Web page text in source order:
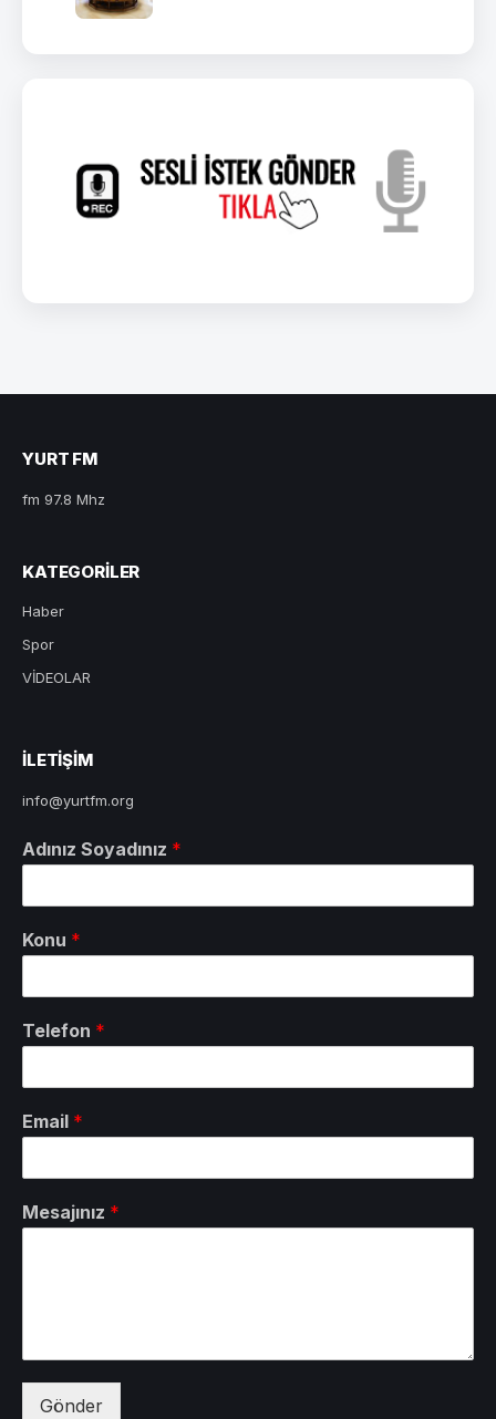
YURT FM
fm 97.8 Mhz
KATEGORILER
Haber
Spor
VİDEOLAR
ILETIŞIM
info@yurtfm.org
Adınız Soyadınız *
Konu *
Telefon *
Email *
Mesajınız *
Gönder